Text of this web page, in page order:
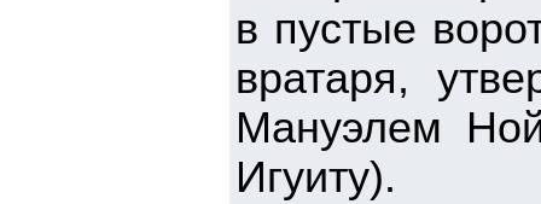
в пустые
вратаря,
Мануэлем
Игуиту).